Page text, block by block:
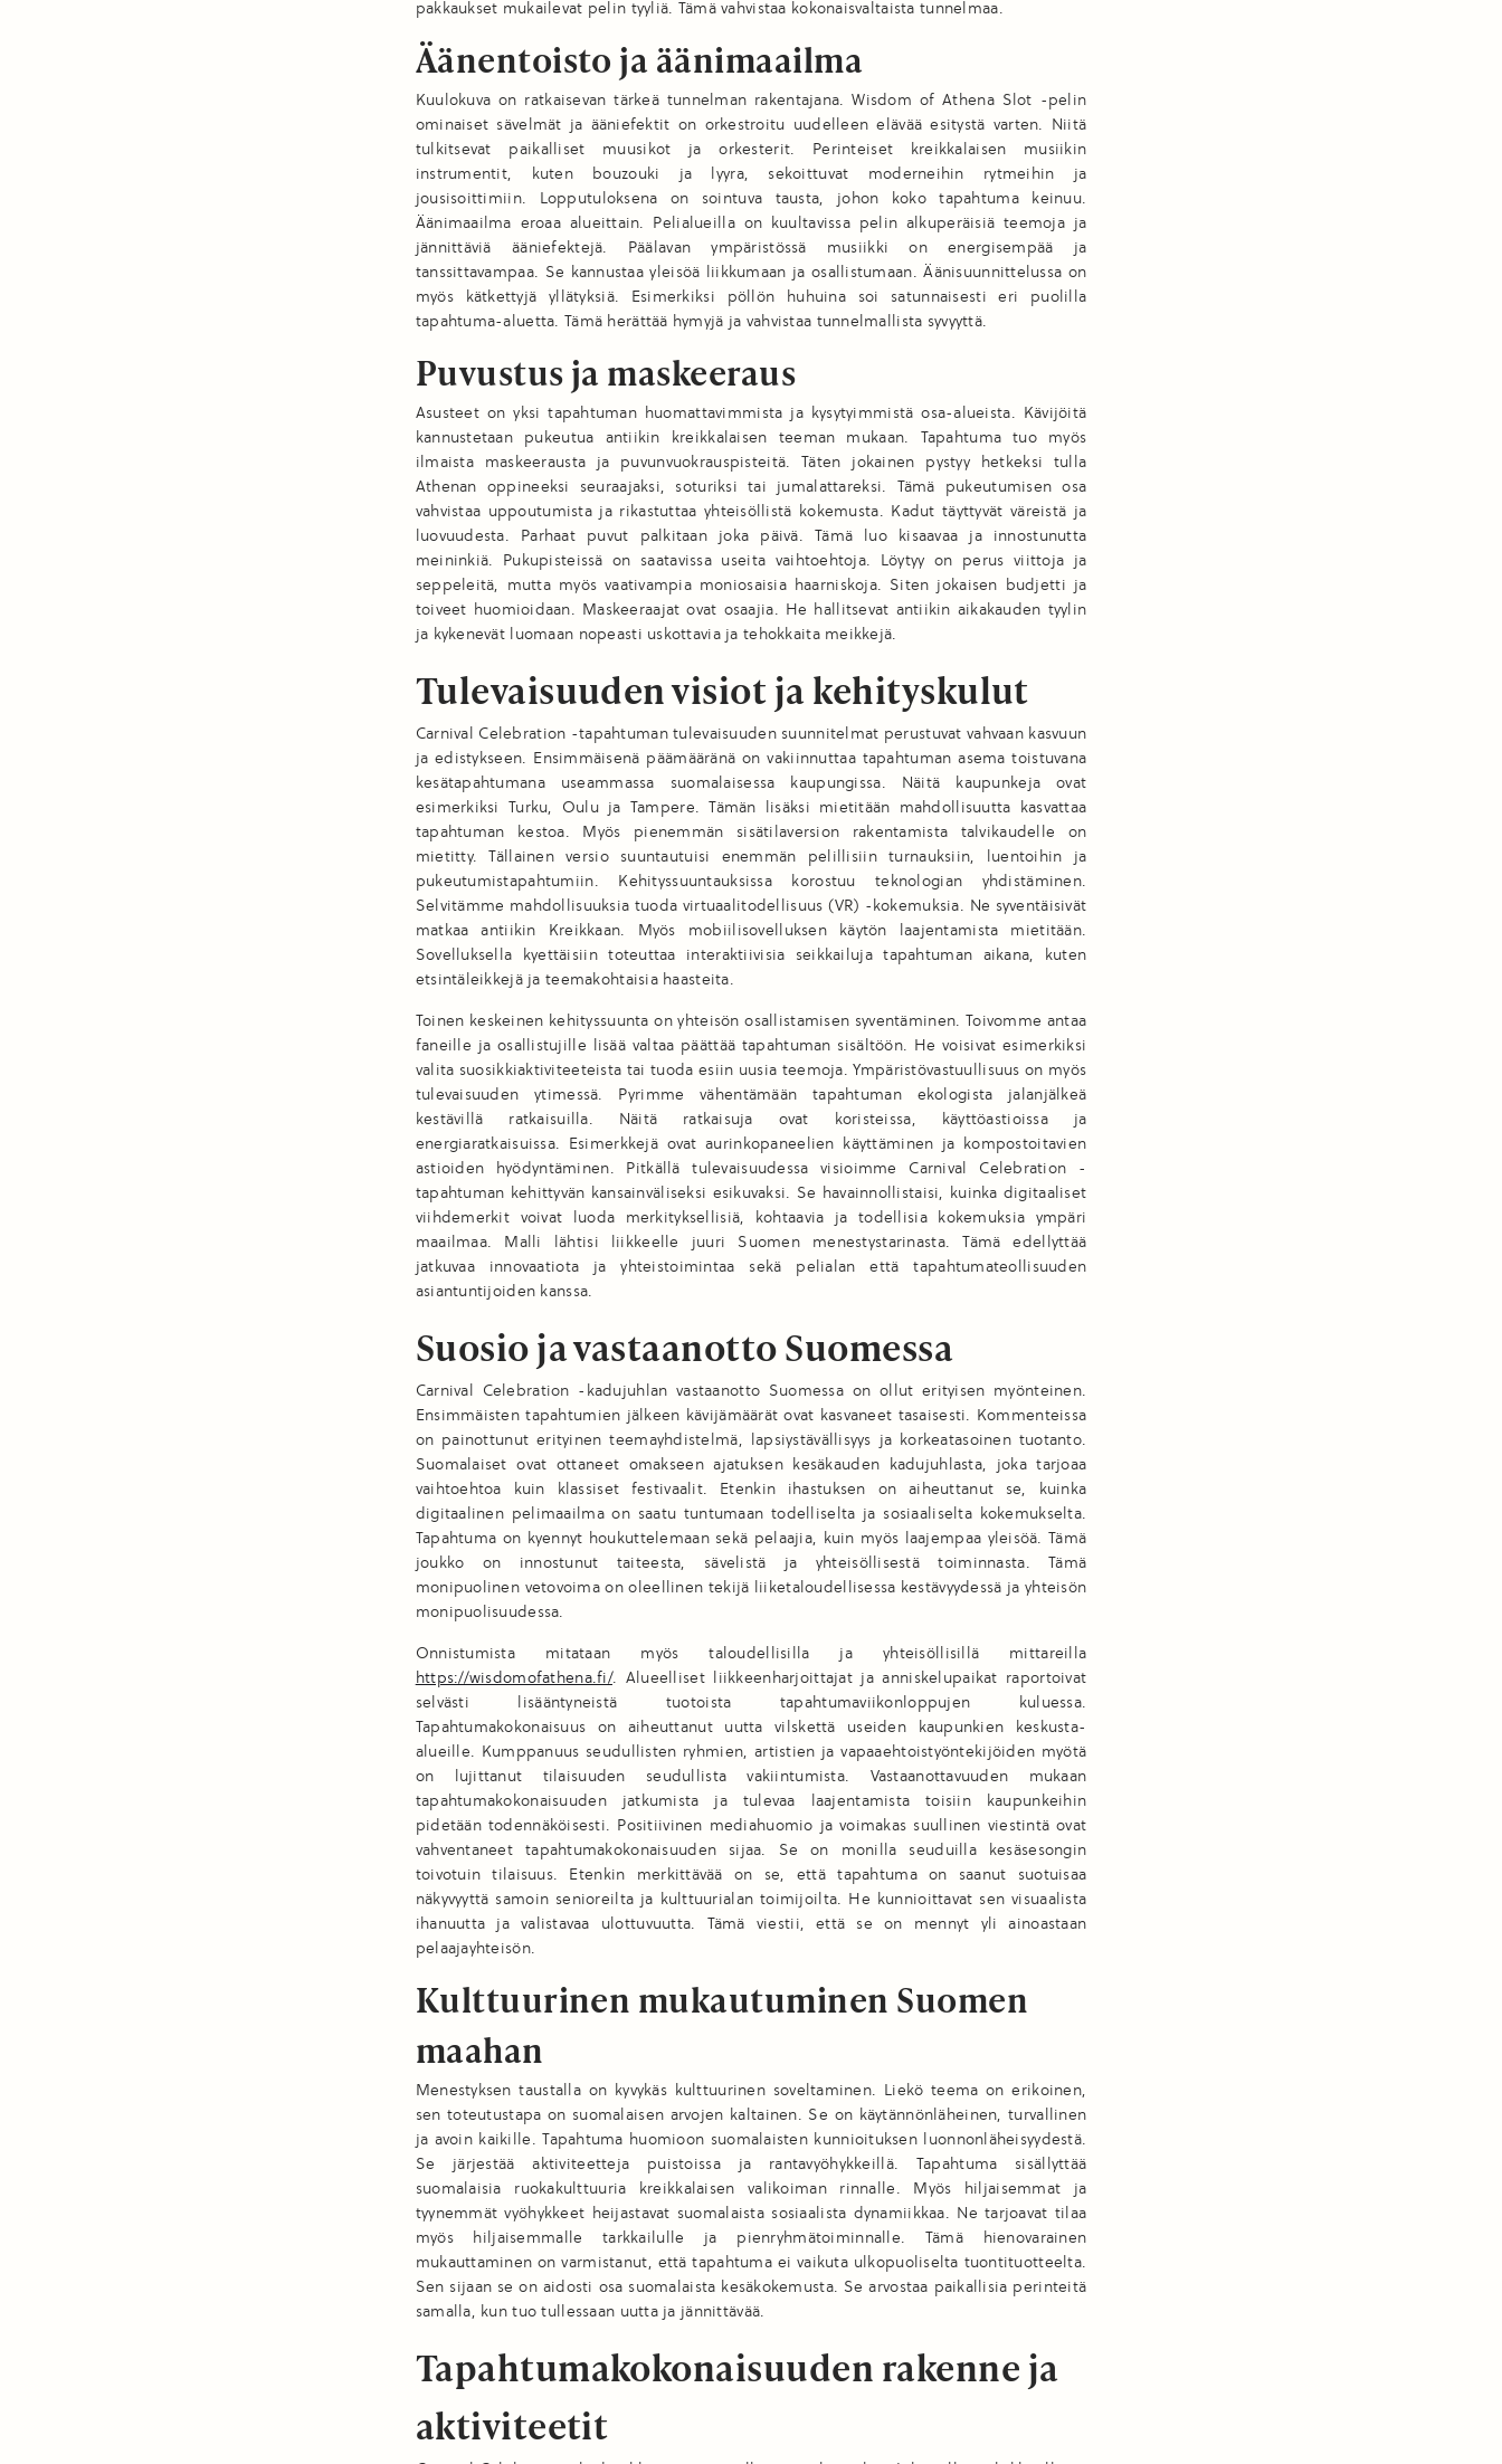
pakkaukset mukailevat pelin tyyliä. Tämä vahvistaa kokonaisvaltaista tunnelmaa.
Äänentoisto ja äänimaailma
Kuulokuva on ratkaisevan tärkeä tunnelman rakentajana. Wisdom of Athena Slot -pelin
ominaiset sävelmät ja ääniefektit on orkestroitu uudelleen elävää esitystä varten. Niitä
tulkitsevat paikalliset muusikot ja orkesterit. Perinteiset kreikkalaisen musiikin
instrumentit, kuten bouzouki ja lyyra, sekoittuvat moderneihin rytmeihin ja
jousisoittimiin. Lopputuloksena on sointuva tausta, johon koko tapahtuma keinuu.
Äänimaailma eroaa alueittain. Pelialueilla on kuultavissa pelin alkuperäisiä teemoja ja
jännittäviä ääniefektejä. Päälavan ympäristössä musiikki on energisempää ja
tanssittavampaa. Se kannustaa yleisöä liikkumaan ja osallistumaan. Äänisuunnittelussa on
myös kätkettyjä yllätyksiä. Esimerkiksi pöllön huhuina soi satunnaisesti eri puolilla
tapahtuma-aluetta. Tämä herättää hymyjä ja vahvistaa tunnelmallista syvyyttä.
Puvustus ja maskeeraus
Asusteet on yksi tapahtuman huomattavimmista ja kysytyimmistä osa-alueista. Kävijöitä
kannustetaan pukeutua antiikin kreikkalaisen teeman mukaan. Tapahtuma tuo myös
ilmaista maskeerausta ja puvunvuokrauspisteitä. Täten jokainen pystyy hetkeksi tulla
Athenan oppineeksi seuraajaksi, soturiksi tai jumalattareksi. Tämä pukeutumisen osa
vahvistaa uppoutumista ja rikastuttaa yhteisöllistä kokemusta. Kadut täyttyvät väreistä ja
luovuudesta. Parhaat puvut palkitaan joka päivä. Tämä luo kisaavaa ja innostunutta
meininkiä. Pukupisteissä on saatavissa useita vaihtoehtoja. Löytyy on perus viittoja ja
seppeleitä, mutta myös vaativampia moniosaisia haarniskoja. Siten jokaisen budjetti ja
toiveet huomioidaan. Maskeeraajat ovat osaajia. He hallitsevat antiikin aikakauden tyylin
ja kykenevät luomaan nopeasti uskottavia ja tehokkaita meikkejä.
Tulevaisuuden visiot ja kehityskulut
Carnival Celebration -tapahtuman tulevaisuuden suunnitelmat perustuvat vahvaan kasvuun
ja edistykseen. Ensimmäisenä päämääränä on vakiinnuttaa tapahtuman asema toistuvana
kesätapahtumana useammassa suomalaisessa kaupungissa. Näitä kaupunkeja ovat
esimerkiksi Turku, Oulu ja Tampere. Tämän lisäksi mietitään mahdollisuutta kasvattaa
tapahtuman kestoa. Myös pienemmän sisätilaversion rakentamista talvikaudelle on
mietitty. Tällainen versio suuntautuisi enemmän pelillisiin turnauksiin, luentoihin ja
pukeutumistapahtumiin. Kehityssuuntauksissa korostuu teknologian yhdistäminen.
Selvitämme mahdollisuuksia tuoda virtuaalitodellisuus (VR) -kokemuksia. Ne syventäisivät
matkaa antiikin Kreikkaan. Myös mobiilisovelluksen käytön laajentamista mietitään.
Sovelluksella kyettäisiin toteuttaa interaktiivisia seikkailuja tapahtuman aikana, kuten
etsintäleikkejä ja teemakohtaisia haasteita.
Toinen keskeinen kehityssuunta on yhteisön osallistamisen syventäminen. Toivomme antaa
faneille ja osallistujille lisää valtaa päättää tapahtuman sisältöön. He voisivat esimerkiksi
valita suosikkiaktiviteeteista tai tuoda esiin uusia teemoja. Ympäristövastuullisuus on myös
tulevaisuuden ytimessä. Pyrimme vähentämään tapahtuman ekologista jalanjälkeä
kestävillä ratkaisuilla. Näitä ratkaisuja ovat koristeissa, käyttöastioissa ja
energiaratkaisuissa. Esimerkkejä ovat aurinkopaneelien käyttäminen ja kompostoitavien
astioiden hyödyntäminen. Pitkällä tulevaisuudessa visioimme Carnival Celebration -
tapahtuman kehittyvän kansainväliseksi esikuvaksi. Se havainnollistaisi, kuinka digitaaliset
viihdemerkit voivat luoda merkityksellisiä, kohtaavia ja todellisia kokemuksia ympäri
maailmaa. Malli lähtisi liikkeelle juuri Suomen menestystarinasta. Tämä edellyttää
jatkuvaa innovaatiota ja yhteistoimintaa sekä pelialan että tapahtumateollisuuden
asiantuntijoiden kanssa.
Suosio ja vastaanotto Suomessa
Carnival Celebration -kadujuhlan vastaanotto Suomessa on ollut erityisen myönteinen.
Ensimmäisten tapahtumien jälkeen kävijämäärät ovat kasvaneet tasaisesti. Kommenteissa
on painottunut erityinen teemayhdistelmä, lapsiystävällisyys ja korkeatasoinen tuotanto.
Suomalaiset ovat ottaneet omakseen ajatuksen kesäkauden kadujuhlasta, joka tarjoaa
vaihtoehtoa kuin klassiset festivaalit. Etenkin ihastuksen on aiheuttanut se, kuinka
digitaalinen pelimaailma on saatu tuntumaan todelliselta ja sosiaaliselta kokemukselta.
Tapahtuma on kyennyt houkuttelemaan sekä pelaajia, kuin myös laajempaa yleisöä. Tämä
joukko on innostunut taiteesta, sävelistä ja yhteisöllisestä toiminnasta. Tämä
monipuolinen vetovoima on oleellinen tekijä liiketaloudellisessa kestävyydessä ja yhteisön
monipuolisuudessa.
Onnistumista mitataan myös taloudellisilla ja yhteisöllisillä mittareilla
https://wisdomofathena.fi/. Alueelliset liikkeenharjoittajat ja anniskelupaikat raportoivat
selvästi lisääntyneistä tuotoista tapahtumaviikonloppujen kuluessa.
Tapahtumakokonaisuus on aiheuttanut uutta vilskettä useiden kaupunkien keskusta-
alueille. Kumppanuus seudullisten ryhmien, artistien ja vapaaehtoistyöntekijöiden myötä
on lujittanut tilaisuuden seudullista vakiintumista. Vastaanottavuuden mukaan
tapahtumakokonaisuuden jatkumista ja tulevaa laajentamista toisiin kaupunkeihin
pidetään todennäköisesti. Positiivinen mediahuomio ja voimakas suullinen viestintä ovat
vahventaneet tapahtumakokonaisuuden sijaa. Se on monilla seuduilla kesäsesongin
toivotuin tilaisuus. Etenkin merkittävää on se, että tapahtuma on saanut suotuisaa
näkyvyyttä samoin senioreilta ja kulttuurialan toimijoilta. He kunnioittavat sen visuaalista
ihanuutta ja valistavaa ulottuvuutta. Tämä viestii, että se on mennyt yli ainoastaan
pelaajayhteisön.
Kulttuurinen mukautuminen Suomen
maahan
Menestyksen taustalla on kyvykäs kulttuurinen soveltaminen. Liekö teema on erikoinen,
sen toteutustapa on suomalaisen arvojen kaltainen. Se on käytännönläheinen, turvallinen
ja avoin kaikille. Tapahtuma huomioon suomalaisten kunnioituksen luonnonläheisyydestä.
Se järjestää aktiviteetteja puistoissa ja rantavyöhykkeillä. Tapahtuma sisällyttää
suomalaisia ruokakulttuuria kreikkalaisen valikoiman rinnalle. Myös hiljaisemmat ja
tyynemmät vyöhykkeet heijastavat suomalaista sosiaalista dynamiikkaa. Ne tarjoavat tilaa
myös hiljaisemmalle tarkkailulle ja pienryhmätoiminnalle. Tämä hienovarainen
mukauttaminen on varmistanut, että tapahtuma ei vaikuta ulkopuoliselta tuontituotteelta.
Sen sijaan se on aidosti osa suomalaista kesäkokemusta. Se arvostaa paikallisia perinteitä
samalla, kun tuo tullessaan uutta ja jännittävää.
Tapahtumakokonaisuuden rakenne ja
aktiviteetit